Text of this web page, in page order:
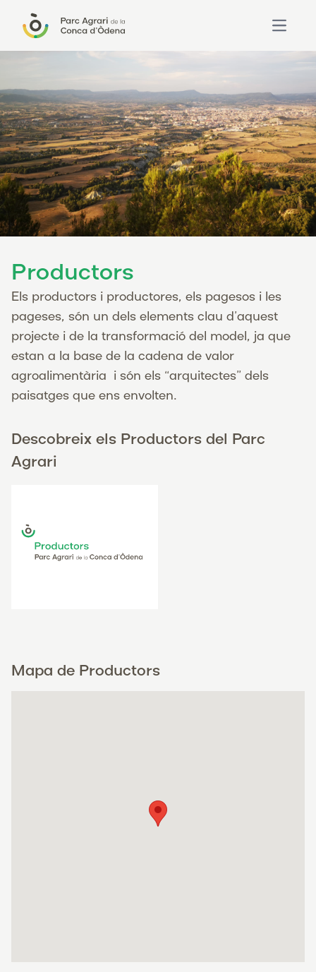
Open
Productors
Els productors i productores, els pagesos i les
pageses, són un dels elements clau d’aquest
projecte i de la transformació del model, ja que
estan a la base de la cadena de valor
agroalimentària i són els “arquitectes” dels
paisatges que ens envolten.
Descobreix els Productors del Parc
Agrari
Mapa de Productors